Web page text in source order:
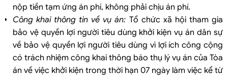
nộp tiền tạm ứng án phí, không phải chịu án phí.
Công khai thông tin về vụ án: Tổ chức xã hội tham gia
bảo vệ quyền lợi người tiêu dùng khởi kiện vụ án dân sự
về bảo vệ quyền lợi người tiêu dùng vì lợi ích công cộng
có trách nhiệm công khai thông báo thụ lý vụ án của Tòa
án về việc khởi kiện trong thời hạn 07 ngày làm việc kể từ